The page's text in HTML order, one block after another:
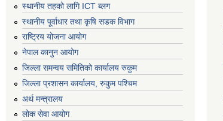
स्थानीय तहको लागि ICT ब्लग
स्थानीय पूर्वाधार तथा कृषि सडक विभाग
राष्ट्रिय योजना आयोग
नेपाल कानुन आयोग
जिल्ला समन्वय समितिको कार्यालय रुकुम
जिल्ला प्रशासन कार्यालय, रुकुम पश्चिम
अर्थ मन्त्रालय
लोक सेवा आयोग